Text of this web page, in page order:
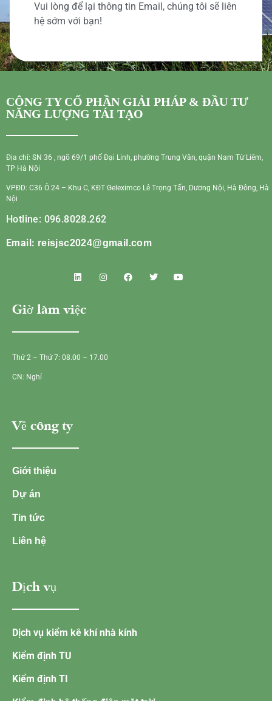
Vui lòng để lại thông tin Email, chúng tôi sẽ liên
hệ sớm với bạn!
CÔNG TY CỔ PHẦN GIẢI PHÁP & ĐẦU TƯ
NĂNG LƯỢNG TÁI TẠO
Địa chỉ: SN 36 , ngõ 69/1 phố Đại Linh, phường Trung Văn, quận Nam Từ Liêm,
TP Hà Nội
VPĐD: C36 Ô 24 – Khu C, KĐT Geleximco Lê Trọng Tấn, Dương Nội, Hà Đông, Hà
Nội
Hotline: 096.8028.262
Email: reisjsc2024@gmail.com
Giờ làm việc
Thứ 2 – Thứ 7: 08.00 – 17.00
CN: Nghỉ
Về công ty
Giới thiệu
Dự án
Tin tức
Liên hệ
Dịch vụ
Dịch vụ kiểm kê khí nhà kính
Kiểm định TU
Kiểm định TI